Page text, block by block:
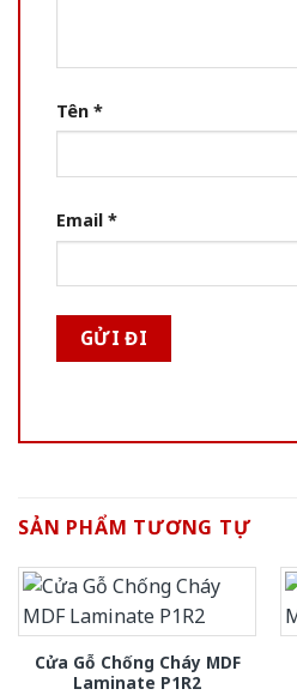
Tên *
Email *
SẢN PHẨM TƯƠNG TỰ
Cửa Gỗ Chống Cháy MDF
Laminate P1R2